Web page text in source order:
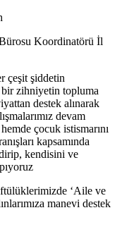
Koordinatörü İl
çeşit şiddetin
zihniyetin topluma
destek alınarak
devam
çocuk istismarını
kapsamında
kendisini ve
‘Aile ve
manevi destek